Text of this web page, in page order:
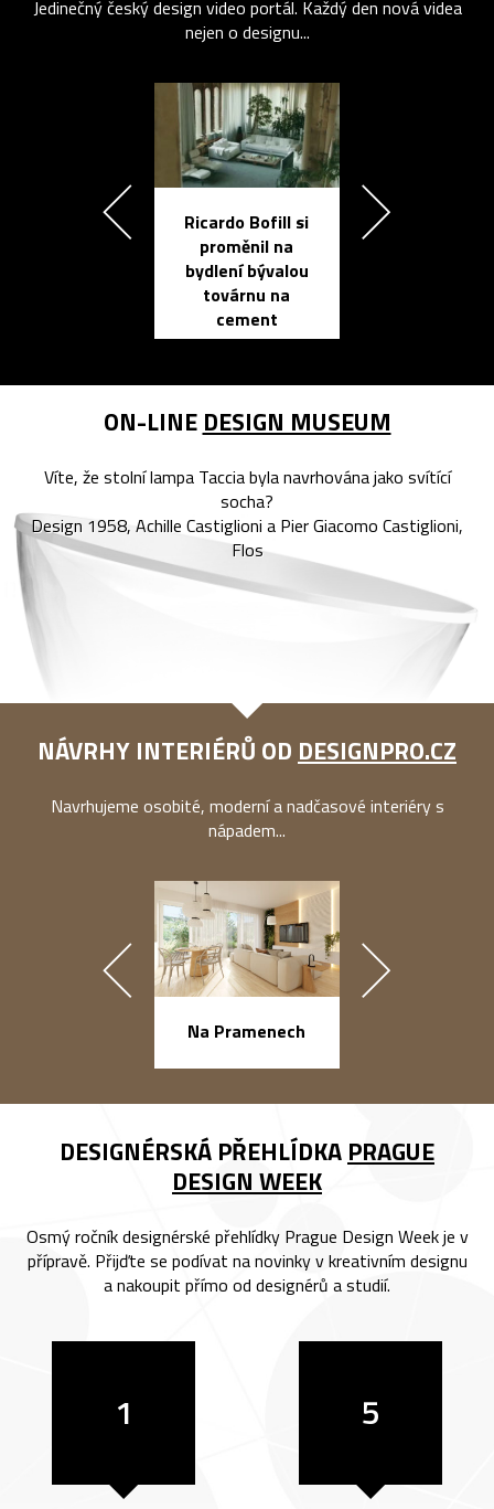
Jedinečný český design video portál. Každý den nová videa
nejen o designu...
Ricardo Bofill si
proměnil na
bydlení bývalou
továrnu na
cement
ON-LINE DESIGN MUSEUM
Víte, že stolní lampa Taccia byla navrhována jako svítící
socha?
Design 1958, Achille Castiglioni a Pier Giacomo Castiglioni,
Flos
NÁVRHY INTERIÉRŮ OD DESIGNPRO.CZ
Navrhujeme osobité, moderní a nadčasové interiéry s
nápadem...
Na Pramenech
DESIGNÉRSKÁ PŘEHLÍDKA PRAGUE
DESIGN WEEK
Osmý ročník designérské přehlídky Prague Design Week je v
přípravě. Přijďte se podívat na novinky v kreativním designu
a nakoupit přímo od designérů a studií.
1 5